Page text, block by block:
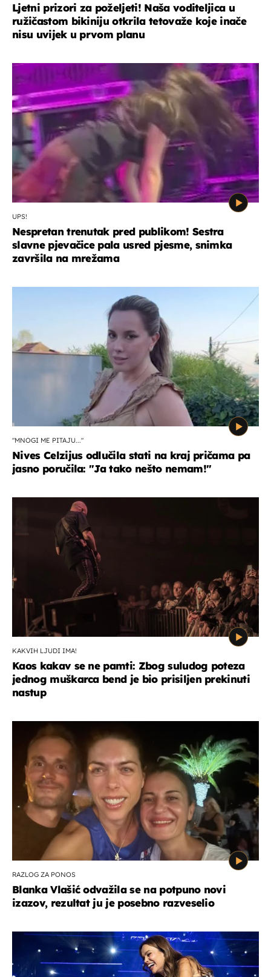
Ljetni prizori za poželjeti! Naša voditeljica u
ružičastom bikiniju otkrila tetovaže koje inače
nisu uvijek u prvom planu
UPS!
Nespretan trenutak pred publikom! Sestra
slavne pjevačice pala usred pjesme, snimka
završila na mrežama
"MNOGI ME PITAJU..."
Nives Celzijus odlučila stati na kraj pričama pa
jasno poručila: "Ja tako nešto nemam!"
KAKVIH LJUDI IMA!
Kaos kakav se ne pamti: Zbog suludog poteza
jednog muškarca bend je bio prisiljen prekinuti
nastup
RAZLOG ZA PONOS
Blanka Vlašić odvažila se na potpuno novi
izazov, rezultat ju je posebno razveselio